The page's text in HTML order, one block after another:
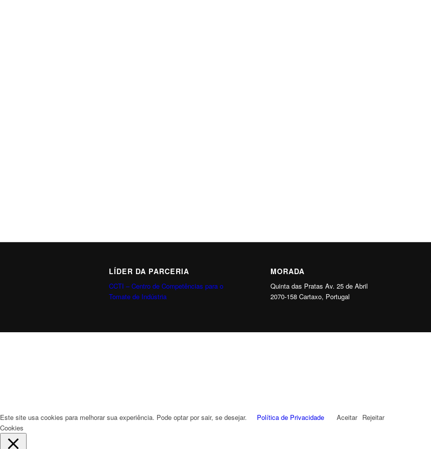
LÍDER DA PARCERIA
CCTI – Centro de Competências para o
Tomate de Indústria
MORADA
Quinta das Pratas Av. 25 de Abril
2070-158 Cartaxo, Portugal
Este site usa cookies para melhorar sua experiência. Pode optar por sair, se desejar. Política de Privacidade Aceitar Rejeitar
Cookies